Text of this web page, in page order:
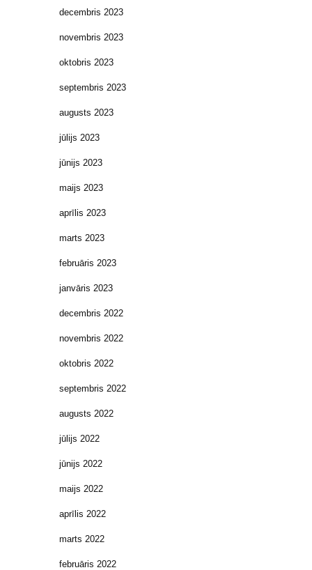
decembris 2023
novembris 2023
oktobris 2023
septembris 2023
augusts 2023
jūlijs 2023
jūnijs 2023
maijs 2023
aprīlis 2023
marts 2023
februāris 2023
janvāris 2023
decembris 2022
novembris 2022
oktobris 2022
septembris 2022
augusts 2022
jūlijs 2022
jūnijs 2022
maijs 2022
aprīlis 2022
marts 2022
februāris 2022